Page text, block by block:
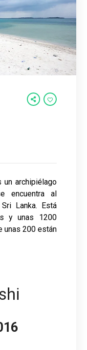
un archipiélago
encuentra al
Lanka. Está
y unas 1200
unas 200 están